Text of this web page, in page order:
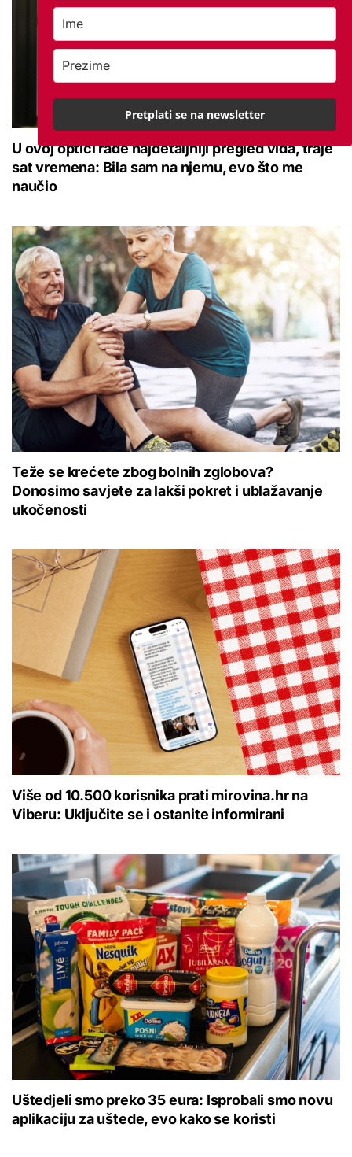
U ovoj optici rade najdetaljniji pregled vida, traje
sat vremena: Bila sam na njemu, evo što me
naučio
Teže se krećete zbog bolnih zglobova?
Donosimo savjete za lakši pokret i ublažavanje
ukočenosti
Više od 10.500 korisnika prati mirovina.hr na
Viberu: Uključite se i ostanite informirani
Uštedjeli smo preko 35 eura: Isprobali smo novu
aplikaciju za uštede, evo kako se koristi
Pretplati se na newsletter